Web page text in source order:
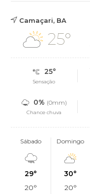
Camaçari, BA
25°
25°
Sensação
0% (0mm)
Chance chuva
Sábado
29°
20°
Domingo
30°
20°